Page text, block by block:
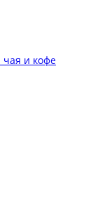
чая и кофе